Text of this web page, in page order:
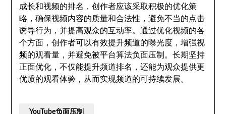
成长和视频的排名，创作者应该采取积极的优化策
略，确保视频内容的质量和合法性，避免不当的点击
诱导行为，并提高观众的互动率。通过优化视频的各
个方面，创作者可以有效提升频道的曝光度，增强视
频的观看量，并避免被平台算法负面压制。长期坚持
正面优化，不仅能提升频道排名，还能为观众提供更
优质的观看体验，从而实现频道的可持续发展。
YouTube负面压制